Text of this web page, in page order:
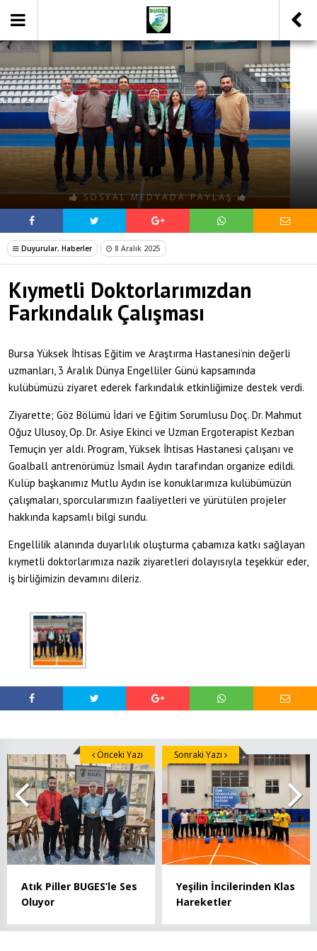
SOSYAL MEDYADA PAYLAŞ
Duyurular, Haberler 8 Aralık 2025
Kıymetli Doktorlarımızdan
Farkındalık Çalışması
Bursa Yüksek İhtisas Eğitim ve Araştırma Hastanesi’nin değerli
uzmanları, 3 Aralık Dünya Engelliler Günü kapsamında
kulübümüzü ziyaret ederek farkındalık etkinliğimize destek verdi.
Ziyarette; Göz Bölümü İdari ve Eğitim Sorumlusu Doç. Dr. Mahmut
Oğuz Ulusoy, Op. Dr. Asiye Ekinci ve Uzman Ergoterapist Kezban
Temuçin yer aldı. Program, Yüksek İhtisas Hastanesi çalışanı ve
Goalball antrenörümüz İsmail Aydın tarafından organize edildi.
Kulüp başkanımız Mutlu Aydın ise konuklarımıza kulübümüzün
çalışmaları, sporcularımızın faaliyetleri ve yürütülen projeler
hakkında kapsamlı bilgi sundu.
Engellilik alanında duyarlılık oluşturma çabamıza katkı sağlayan
kıymetli doktorlarımıza nazik ziyaretleri dolayısıyla teşekkür eder,
iş birliğimizin devamını dileriz.
Atık Piller BUGES’le Ses
Oluyor
Önceki Yazı
Yeşilin İncilerinden Klas
Hareketler
Sonraki Yazı